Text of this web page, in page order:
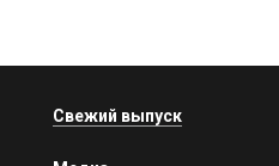
Свежий выпуск